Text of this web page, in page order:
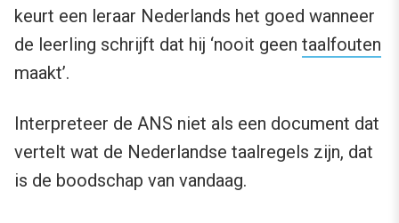
keurt een leraar Nederlands het goed wanneer
de leerling schrijft dat hij ‘nooit geen taalfouten
maakt’.
Interpreteer de ANS niet als een document dat
vertelt wat de Nederlandse taalregels zijn, dat
is de boodschap van vandaag.